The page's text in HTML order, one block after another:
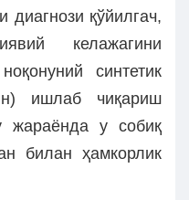
диагнози қўйилгач,
келажагини
синтетик
ишлаб чиқариш
жараёнда у собиқ
билан ҳамкорлик